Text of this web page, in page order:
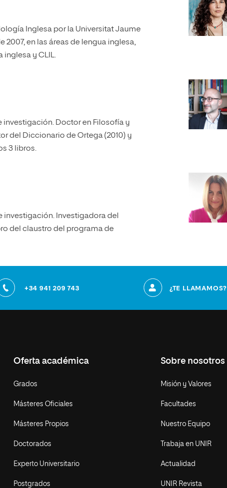
Inglesa por la Universitat Jaume
2007, en las áreas de lengua inglesa,
inglesa y CLIL.
investigación. Doctor en Filosofía y
del Diccionario de Ortega (2010) y
3 libros.
Investigadora del
del claustro del programa de
+34 941 209 743 ¿TE LLAMAMOS?
Oferta académica
Grados
Másteres Oficiales
Másteres Propios
Doctorados
Experto Universitario
Postgrados
Sobre nosotros
Misión y Valores
Facultades
Nuestro Equipo
Trabaja en UNIR
Actualidad
UNIR Revista